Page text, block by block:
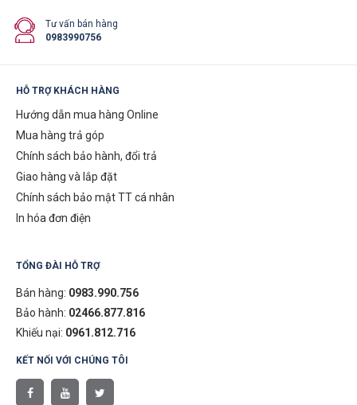
Tư vấn bán hàng
0983990756
HỖ TRỢ KHÁCH HÀNG
Hướng dẫn mua hàng Online
Mua hàng trả góp
Chính sách bảo hành, đổi trả
Giao hàng và lắp đặt
Chính sách bảo mật TT cá nhân
In hóa đơn điện
TỔNG ĐÀI HỖ TRỢ
Bán hàng: 0983.990.756
Bảo hành: 02466.877.816
Khiếu nại: 0961.812.716
KẾT NỐI VỚI CHÚNG TÔI